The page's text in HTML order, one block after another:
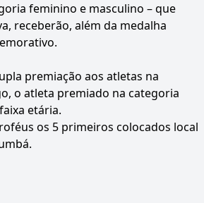
feminino e masculino – que
receberão, além da medalha
premiação aos atletas na
o atleta premiado na categoria
etária.
os 5 primeiros colocados local